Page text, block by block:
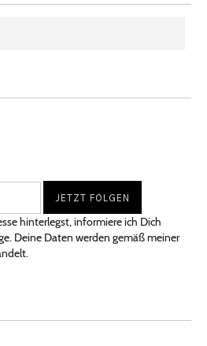
hinterlegst, informiere ich Dich
Deine Daten werden gemäß meiner